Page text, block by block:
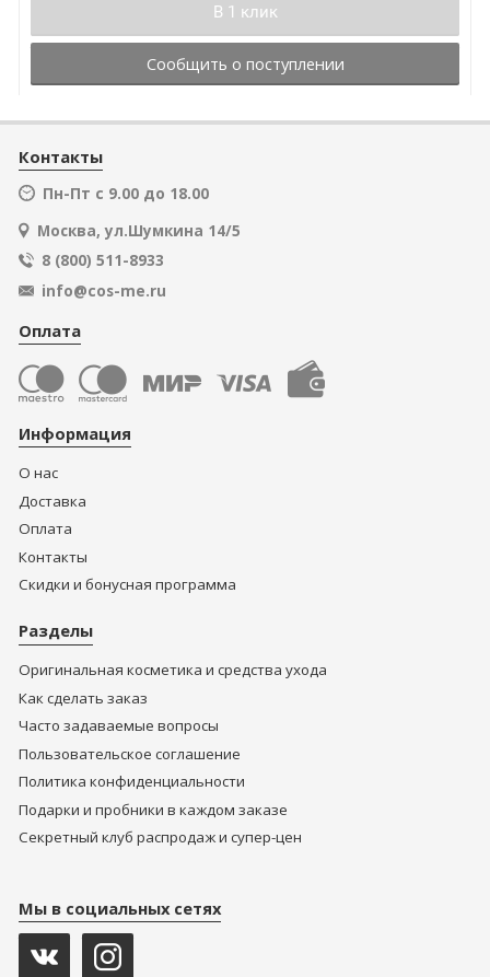
В 1 клик
Сообщить о поступлении
Контакты
Пн-Пт с 9.00 до 18.00
Москва, ул.Шумкина 14/5
8 (800) 511-8933
info@cos-me.ru
Оплата
Информация
О нас
Доставка
Оплата
Контакты
Скидки и бонусная программа
Разделы
Оригинальная косметика и средства ухода
Как сделать заказ
Часто задаваемые вопросы
Пользовательское соглашение
Политика конфиденциальности
Подарки и пробники в каждом заказе
Секретный клуб распродаж и супер-цен
Мы в социальных сетях